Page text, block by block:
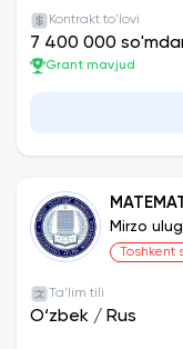
Kontrakt to'lovi
7 400 000
Grant mavjud
Mirzo
Toshkent
Ta'lim tili
O‘zbek / Rus